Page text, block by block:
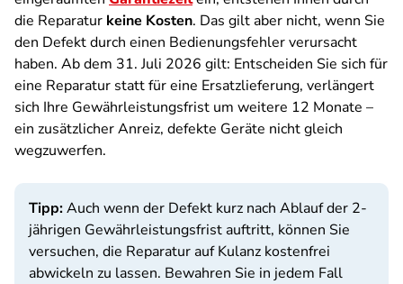
die Reparatur keine Kosten. Das gilt aber nicht, wenn Sie
den Defekt durch einen Bedienungsfehler verursacht
haben. Ab dem 31. Juli 2026 gilt: Entscheiden Sie sich für
eine Reparatur statt für eine Ersatzlieferung, verlängert
sich Ihre Gewährleistungsfrist um weitere 12 Monate –
ein zusätzlicher Anreiz, defekte Geräte nicht gleich
wegzuwerfen.
Tipp:Auch wenn der Defekt kurz nach Ablauf der 2-
jährigen Gewährleistungsfrist auftritt, können Sie
versuchen, die Reparatur auf Kulanz kostenfrei
abwickeln zu lassen. Bewahren Sie in jedem Fall